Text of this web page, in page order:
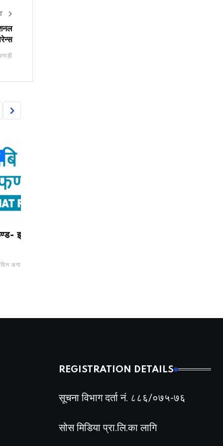
ले इकाईधनीलाई आकर्षक
REGISTRATION DETAILS
सूचना विभाग दर्ता नं. ८८६/०७५-७६
सोस मिडिया प्रा.लि.का लागि